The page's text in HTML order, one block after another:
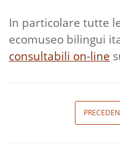
In particolare tutte
ecomuseo bilingui
consultabili on-line